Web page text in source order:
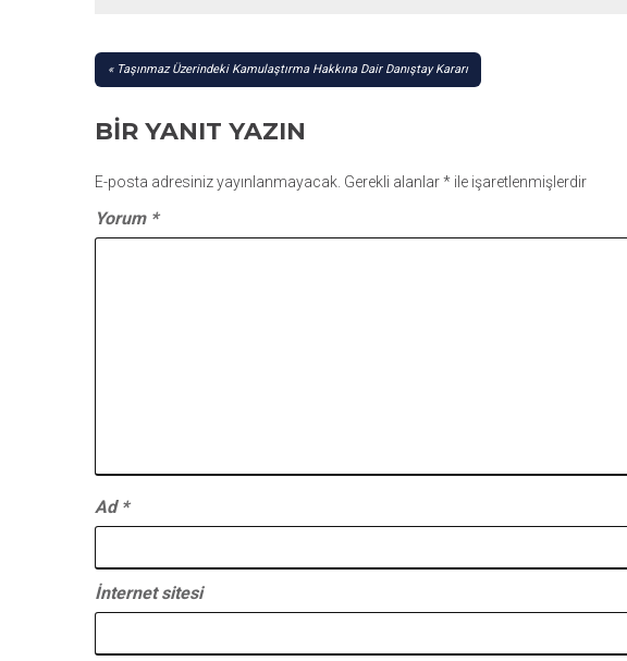
YAZI
Taşınmaz Üzerindeki Kamulaştırma Hakkına Dair Danıştay Kararı
BIR YANIT YAZIN
E-posta adresiniz yayınlanmayacak. Gerekli alanlar* ile işaretlenmişlerdir
Yorum *
Ad *
İnternet sitesi